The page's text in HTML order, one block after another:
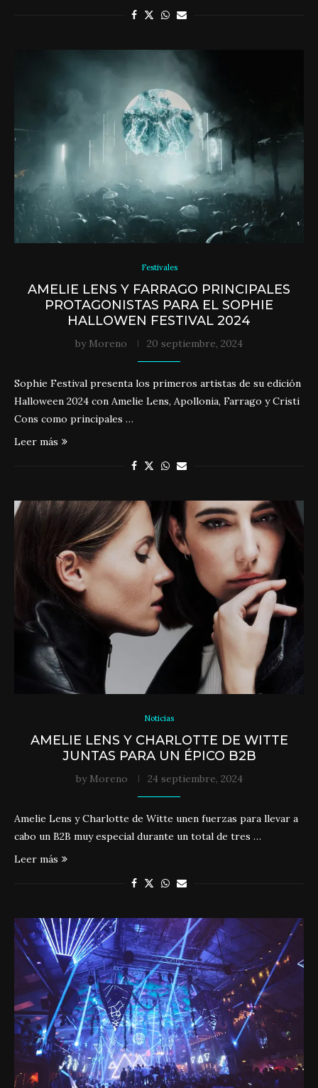
Festivales
AMELIE LENS Y FARRAGO PRINCIPALES
PROTAGONISTAS PARA EL SOPHIE
HALLOWEN FESTIVAL 2024
by Moreno 20 septiembre, 2024
Sophie Festival presenta los primeros artistas de su edición
Halloween 2024 con Amelie Lens, Apollonia, Farrago y Cristi
Cons como principales …
Leer más
Noticias
AMELIE LENS Y CHARLOTTE DE WITTE
JUNTAS PARA UN ÉPICO B2B
by Moreno 24 septiembre, 2024
Amelie Lens y Charlotte de Witte unen fuerzas para llevar a
cabo un B2B muy especial durante un total de tres …
Leer más